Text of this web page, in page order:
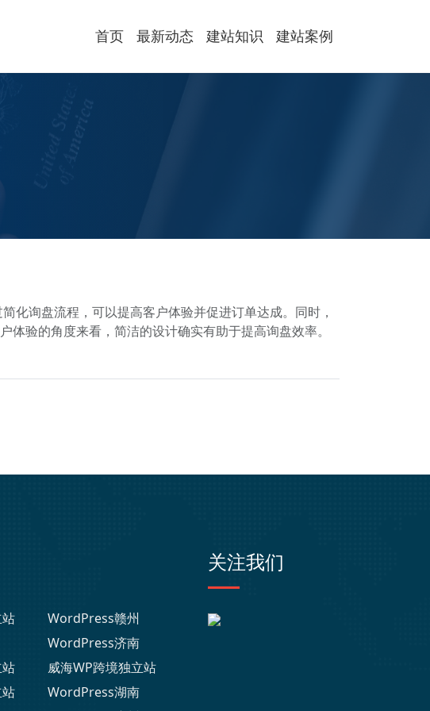
首页 最新动态 建站知识 建站案例
化询盘流程，可以提高客户体验并促进订单达成。同时，
验的角度来看，简洁的设计确实有助于提高询盘效率。
WordPress赣州
WordPress济南
威海WP跨境独立站
WordPress湖南
关注我们